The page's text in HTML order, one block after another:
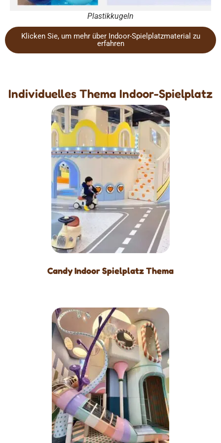
Plastikkugeln
Klicken Sie, um mehr über Indoor-Spielplatzmaterial zu
erfahren
Individuelles Thema Indoor-Spielplatz
Candy Indoor Spielplatz Thema